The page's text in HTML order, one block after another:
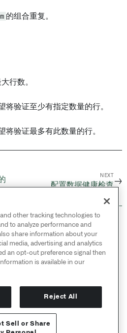
的组合重复。
行数。
将验证至少有指定数量的行。
将验证最多有此数量的行。
NEXT
配置数据健康检查→
Inc. All rights
Personal Information
other tracking technologies to
to analyze performance and
share information about your
media, advertising and analytics
an opt-out preference signal then
is available in our
Reject All
Sell or Share